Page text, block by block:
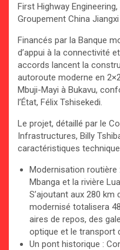
First Highway
Groupement China
Financés par la Banque
d’appui à la connectivité
accords lancent la
autoroute moderne en
Mbuji-Mayi à Bukavu,
l’État, Félix Tshisekedi.
Le projet, détaillé par le
Infrastructures, Billy
caractéristiques
Modernisation routière
Mbanga et la rivière
S’ajoutant aux 280 km
modernisé totalisera
aires de repos, des
optique et le transport
Un pont historique :